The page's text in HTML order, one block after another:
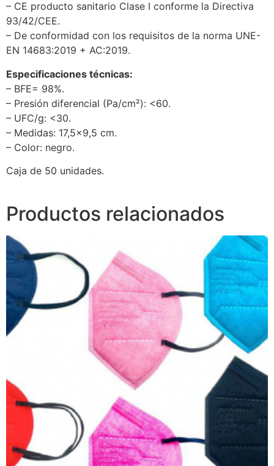
– CE producto sanitario Clase I conforme la Directiva
93/42/CEE.
– De conformidad con los requisitos de la norma UNE-
EN 14683:2019 + AC:2019.
Especificaciones técnicas:
– BFE= 98%.
– Presión diferencial (Pa/cm²): <60.
– UFC/g: <30.
– Medidas: 17,5×9,5 cm.
– Color: negro.
Caja de 50 unidades.
Productos relacionados